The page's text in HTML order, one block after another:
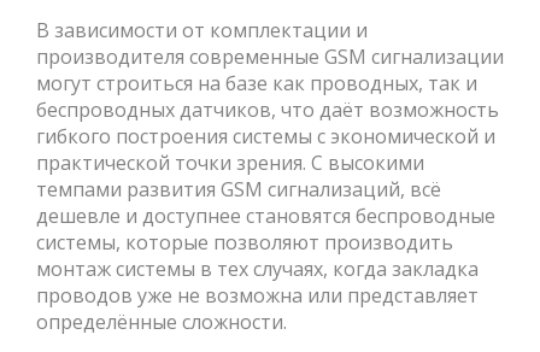
В зависимости от комплектации и
производителя современные GSM сигнализации
могут строиться на базе как проводных, так и
беспроводных датчиков, что даёт возможность
гибкого построения системы с экономической и
практической точки зрения. С высокими
темпами развития GSM сигнализаций, всё
дешевле и доступнее становятся беспроводные
системы, которые позволяют производить
монтаж системы в тех случаях, когда закладка
проводов уже не возможна или представляет
определённые сложности.